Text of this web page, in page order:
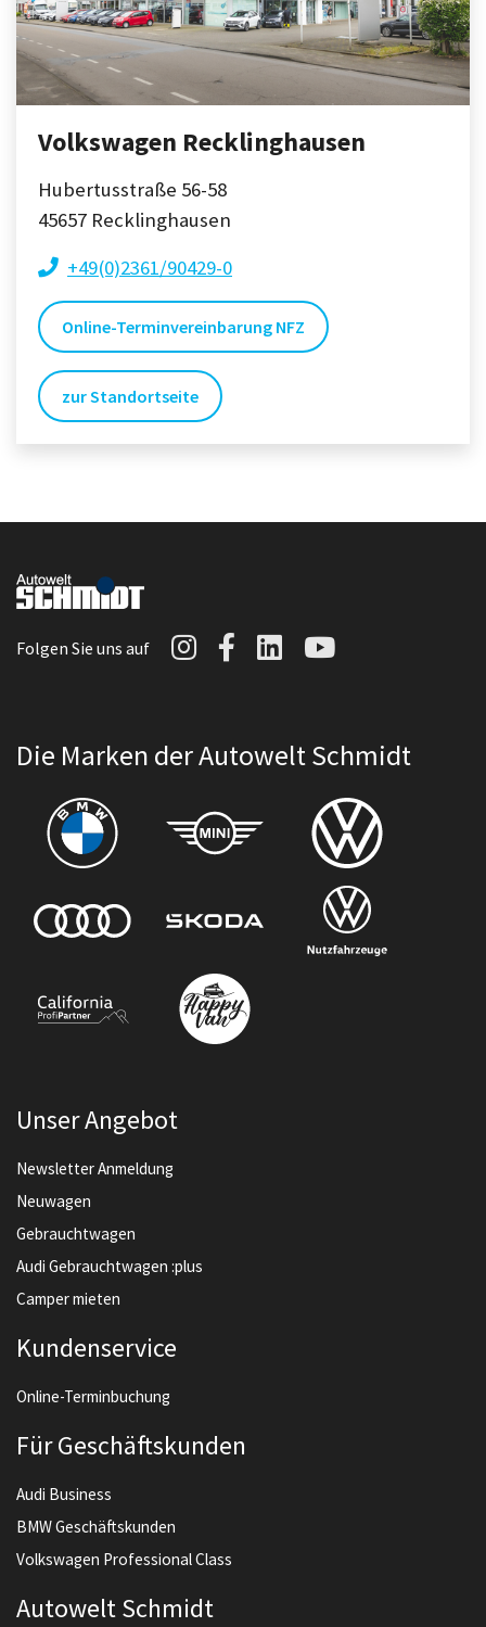
Volkswagen Recklinghausen
Hubertusstraße 56-58
45657 Recklinghausen
+49(0)2361/90429-0
Online-Terminvereinbarung NFZ
zur Standortseite
Folgen Sie uns auf Autowelt Schmidt auf
Autowelt Schmidt
AutoweltAutowelt
Die Marken der Autowelt Schmidt
Unser Angebot
Newsletter Anmeldung
Neuwagen
Gebrauchtwagen
Audi Gebrauchtwagen :plus
Camper mieten
Kundenservice
Online-Terminbuchung
Für Geschäftskunden
Audi Business
BMW Geschäftskunden
Volkswagen Professional Class
Autowelt Schmidt